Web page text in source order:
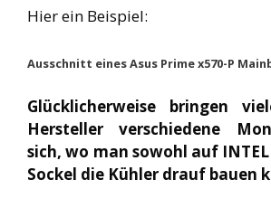
Hier ein Beispiel:
Ausschnitt eines Asus Prime x570-P
Glücklicherweise bringen
Hersteller verschiedene
sich, wo man sowohl auf
Sockel die Kühler drauf bauen